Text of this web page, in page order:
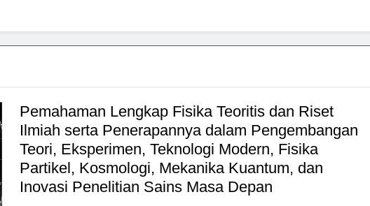
Pemahaman Lengkap Fisika Teoritis dan Riset
Ilmiah serta Penerapannya dalam Pengembangan
Teori, Eksperimen, Teknologi Modern, Fisika
Partikel, Kosmologi, Mekanika Kuantum, dan
Inovasi Penelitian Sains Masa Depan